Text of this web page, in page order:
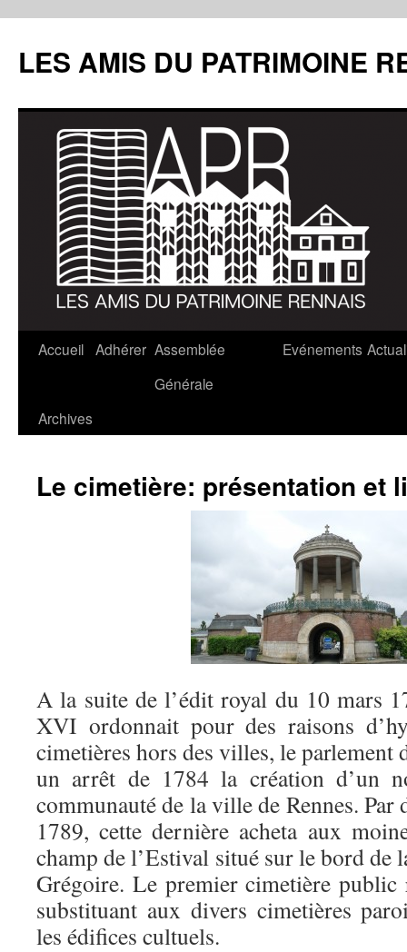
LES AMIS DU PATRIMOINE
Aller
contenu
Accueil Adhérer Assemblée
Générale
Evénements
Archives
Le cimetière: présentation et
A la suite de l’édit royal du 10 mars
XVI ordonnait pour des raisons
cimetières hors des villes, le parlement
un arrêt de 1784 la création d’un
communauté de la ville de Rennes.
1789, cette dernière acheta aux
champ de l’Estival situé sur le bord de
Grégoire. Le premier cimetière
substituant aux divers cimetières
les édifices cultuels.